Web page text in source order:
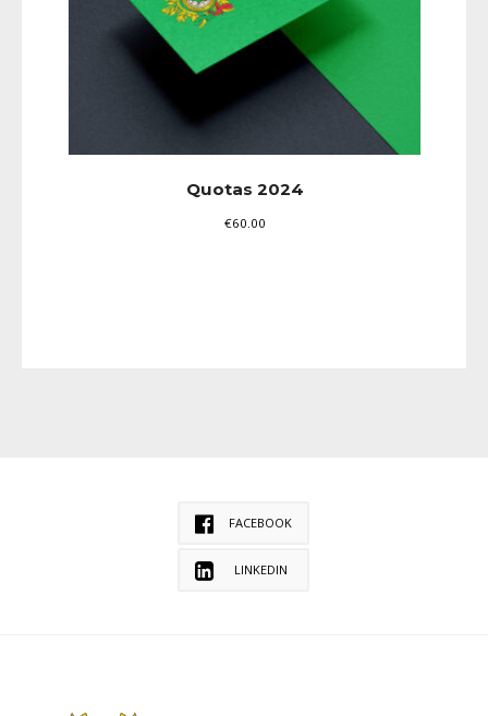
Quotas 2024
€60.00
FACEBOOK
LINKEDIN